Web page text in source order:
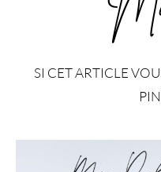
SI CET ARTICLE